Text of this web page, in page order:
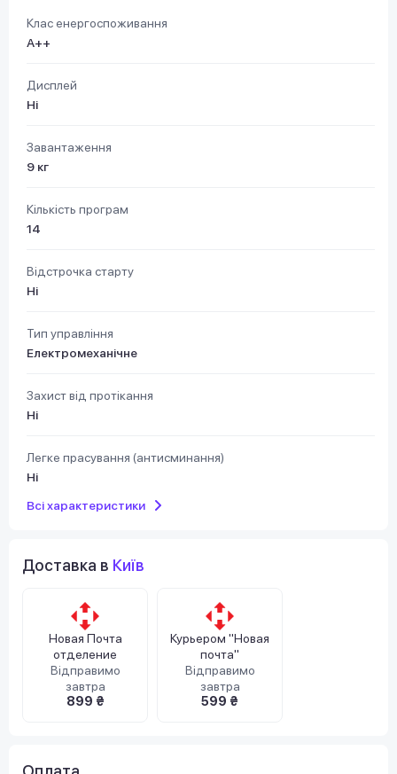
Клас енергоспоживання
А++
Дисплей
Ні
Завантаження
9 кг
Кількість програм
14
Відстрочка старту
Ні
Тип управління
Електромеханічне
Захист від протікання
Ні
Легке прасування (антисминання)
Ні
Всі характеристики
Доставка в Київ
Новая Почта
отделение
Відправимо
завтра
899 ₴
Курьером "Новая
почта"
Відправимо
завтра
599 ₴